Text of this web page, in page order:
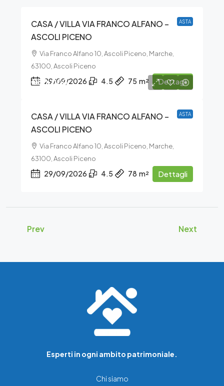
ASTA
CASA / VILLA VIA FRANCO ALFANO –
ASCOLI PICENO
Via Franco Alfano 10, Ascoli Piceno, Marche,
63100, Ascoli Piceno
29/09/2026 4.5 75 m² Dettagli
ASTA
€50.000
CASA / VILLA VIA FRANCO ALFANO –
ASCOLI PICENO
Via Franco Alfano 10, Ascoli Piceno, Marche,
63100, Ascoli Piceno
29/09/2026 4.5 78 m² Dettagli
Prev Next
Esperti in ogni ambito patrimoniale.
Chi siamo